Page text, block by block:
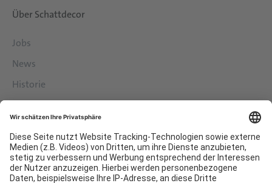
Über Schattdecor
Jobs
News
Historie
Services
Downloads